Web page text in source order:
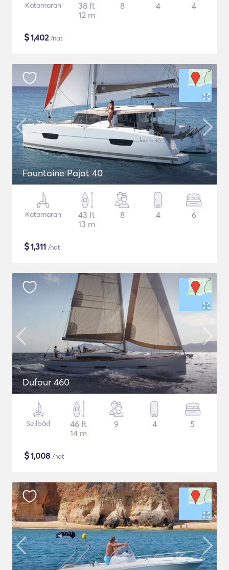
Katamaran
38 ft
12 m
8 4 4
$1,402/nat
Fountaine Pajot 40
Katamaran
43 ft
13 m
8 4 6
$1,311 /nat
Dufour 460
Sejlbåd
46 ft
14 m
9 4 5
$1,008 /nat